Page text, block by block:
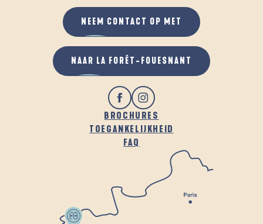
IN DE FRISSE LUCHT
BROCHURES
TOEGANKELIJKHEID
FAQ
NEEM CONTACT OP MET
NAAR LA FORÊT-FOUESNANT